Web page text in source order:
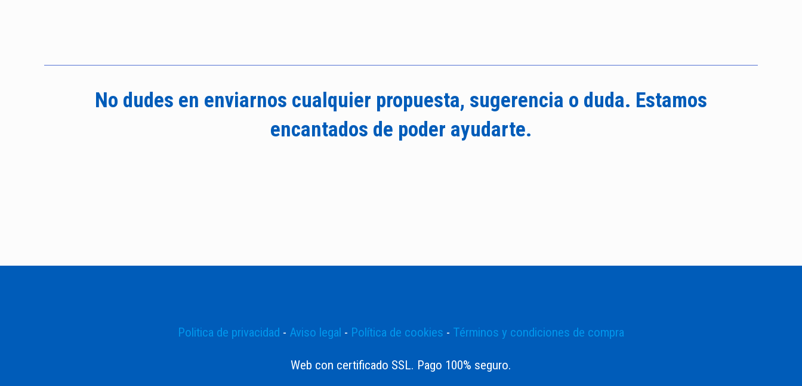
No dudes en enviarnos cualquier propuesta, sugerencia o duda. Estamos
encantados de poder ayudarte.
Politica de privacidad - Aviso legal - Política de cookies - Términos y condiciones de compra
Web con certificado SSL. Pago 100% seguro.